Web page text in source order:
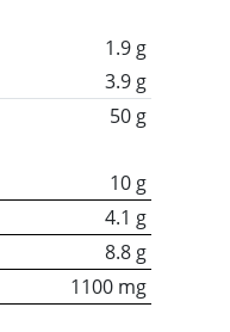
1.9 g
3.9 g
50 g
10 g
4.1 g
8.8 g
1100 mg